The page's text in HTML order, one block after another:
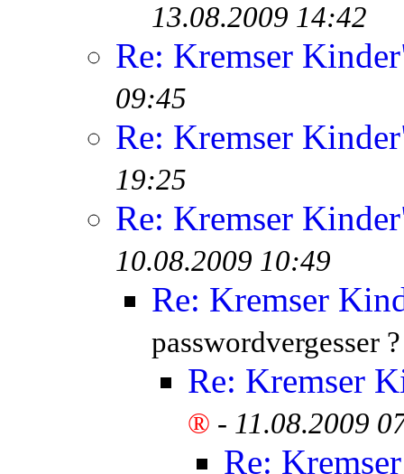
13.08.2009 14:42
Re: Kremser
09:45
Re: Kremser
19:25
Re: Kremser
10.08.2009 10:49
Re: Kremser
passwordvergesser
Re: Kremser
® - 11.08.2009
Re: